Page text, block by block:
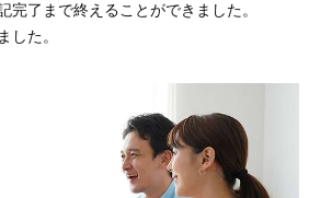
完了まで終えることができました。
した。